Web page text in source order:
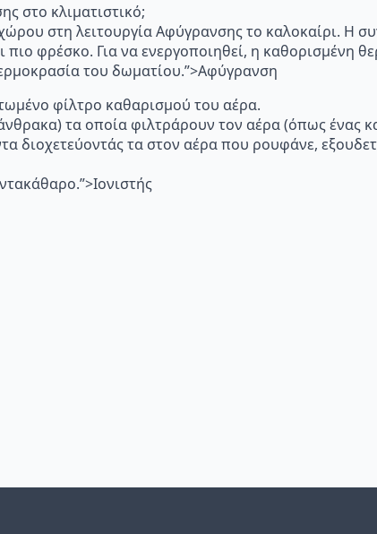
στο κλιματιστικό;
στη λειτουργία Αφύγρανσης το καλοκαίρι. Η
φρέσκο. Για να ενεργοποιηθεί, η καθορισμένη
του δωματίου.”>Αφύγρανση
φίλτρο καθαρισμού του αέρα.
τα οποία φιλτράρουν τον αέρα (όπως ένας
διοχετεύοντάς τα στον αέρα που ρουφάνε,